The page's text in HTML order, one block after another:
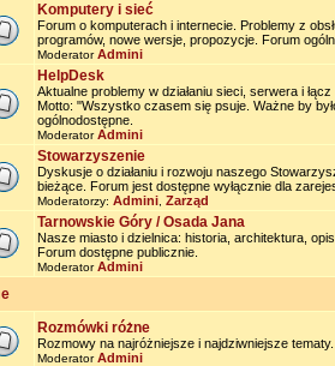
Komputery i sieć
Forum o komputerach i internecie. Problemy z
programów, nowe wersje, propozycje. Forum
ModeratorAdmini
HelpDesk
Aktualne problemy w działaniu sieci, serwera i
Motto: "Wszystko czasem się psuje. Ważne by
ogólnodostępne.
ModeratorAdmini
Stowarzyszenie
Dyskusje o działaniu i rozwoju naszego
bieżące. Forum jest dostępne wyłącznie dla
Moderatorzy: Admini, Zarząd
Tarnowskie Góry / Osada Jana
Nasze miasto i dzielnica: historia, architektura,
Forum dostępne publicznie.
ModeratorAdmini
Rozmówki różne
Rozmowy na najróżniejsze i najdziwniejsze tematy.
ModeratorAdmini